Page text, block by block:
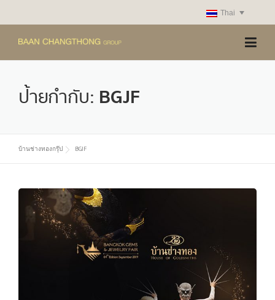
Thai
ป้ายกำกับ: BGJF
บ้านช่างทองกรุ๊ป BGJF